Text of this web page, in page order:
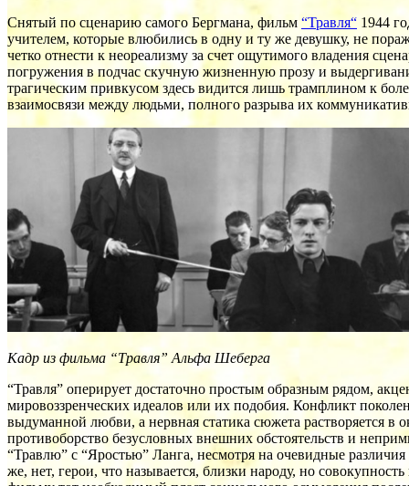
Снятый по сценарию самого Бергмана, фильм “Травля“ 1944
учителем, которые влюбились в одну и ту же девушку, не
четко отнести к неореализму за счет ощутимого владения
погружения в подчас скучную жизненную прозу и
трагическим привкусом здесь видится лишь трамплином к
взаимосвязи между людьми, полного разрыва их
Кадр из фильма “Травля” Альфа Шеберга
“Травля” оперирует достаточно простым образным рядом,
мировоззренческих идеалов или их подобия. Конфликт
выдуманной любви, а нервная статика сюжета растворяется
противоборство безусловных внешних обстоятельств и
“Травлю” с “Яростью” Ланга, несмотря на очевидные
же, нет, герои, что называется, близки народу, но